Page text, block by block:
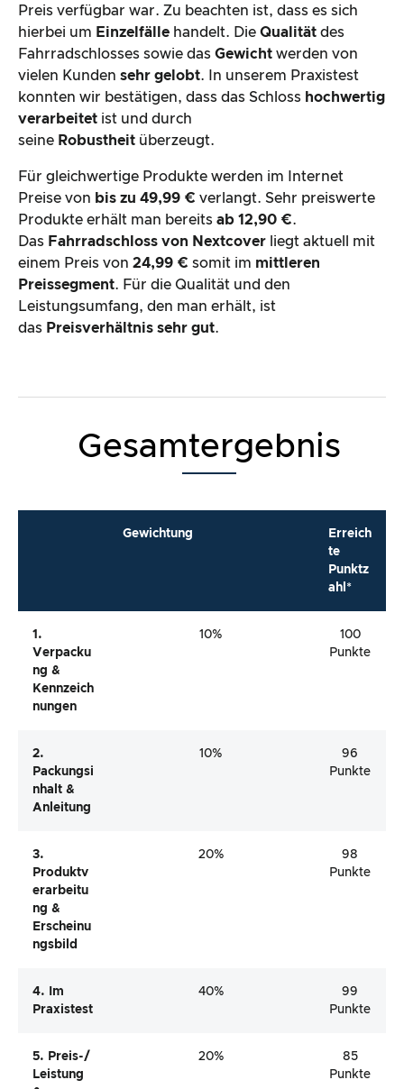
Preis verfügbar war. Zu beachten ist, dass es sich
hierbei um Einzelfälle handelt. Die Qualität des
Fahrradschlosses sowie das Gewicht werden von
vielen Kunden sehr gelobt. In unserem Praxistest
konnten wir bestätigen, dass das Schloss hochwertig
verarbeitet ist und durch
seine Robustheit überzeugt.
Für gleichwertige Produkte werden im Internet
Preise von bis zu 49,99 € verlangt. Sehr preiswerte
Produkte erhält man bereits ab 12,90 €.
Das Fahrradschloss von Nextcover liegt aktuell mit
einem Preis von 24,99 € somit im mittleren
Preissegment. Für die Qualität und den
Leistungsumfang, den man erhält, ist
das Preisverhältnis sehr gut.
Gesamtergebnis
Gewichtung
Erreich
te
Punktz
ahl*
1.
Verpacku
Ng &
Kennzeich
Nungen
10%
100
Punkte
2.
Packungsi
Nhalt &
Anleitung
10%
96
Punkte
3.
Produktv
Erarbeitu
Ng &
Erscheinu
Ngsbild
20%
98
Punkte
4. Im
Praxistest
40%
99
Punkte
5. Preis-/
Leistung
20%
85
Punkte